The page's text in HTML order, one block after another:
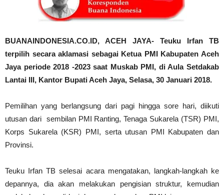
BUANAINDONESIA.CO.ID, ACEH JAYA- Teuku Irfan TB
terpilih secara aklamasi sebagai Ketua PMI Kabupaten Aceh
Jaya periode 2018 -2023 saat Muskab PMI, di Aula Setdakab
Lantai III, Kantor Bupati Aceh Jaya, Selasa, 30 Januari 2018.
Pemilihan yang berlangsung dari pagi hingga sore hari, diikuti
utusan dari sembilan PMI Ranting, Tenaga Sukarela (TSR) PMI,
Korps Sukarela (KSR) PMI, serta utusan PMI Kabupaten dan
Provinsi.
Teuku Irfan TB selesai acara mengatakan, langkah-langkah ke
depannya, dia akan melakukan pengisian struktur, kemudian